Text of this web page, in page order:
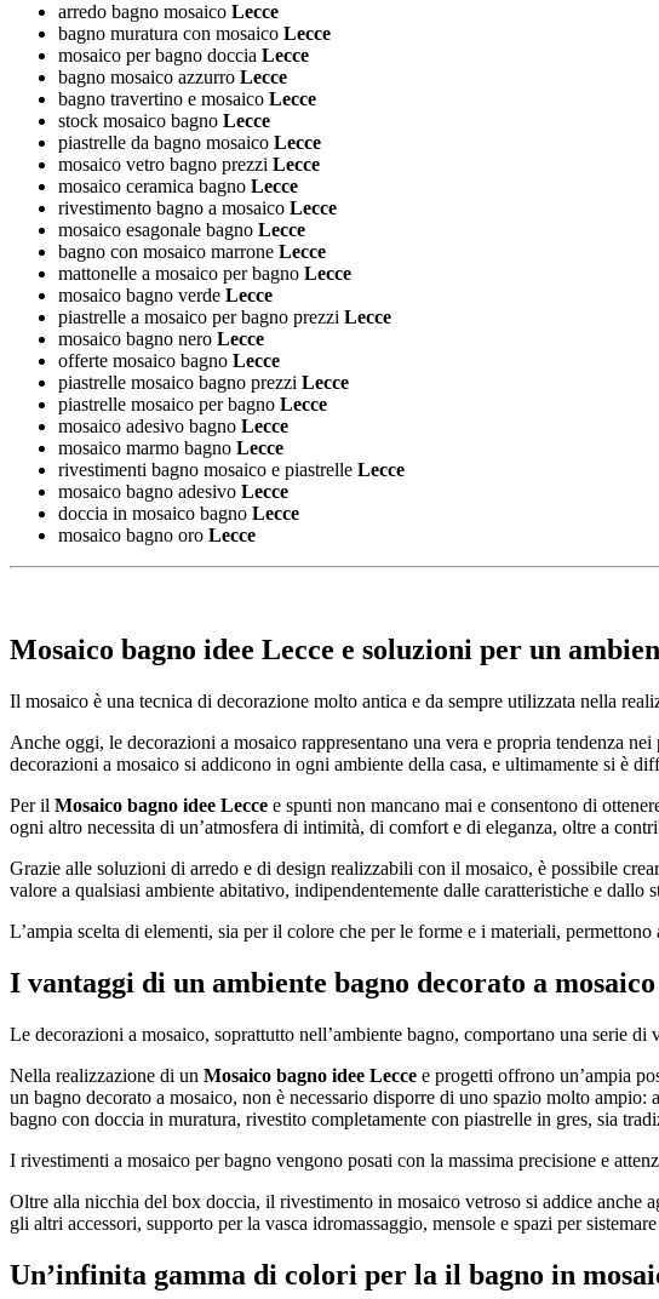
arredo bagno mosaico Lecce
bagno muratura con mosaico Lecce
mosaico per bagno doccia Lecce
bagno mosaico azzurro Lecce
bagno travertino e mosaico Lecce
stock mosaico bagno Lecce
piastrelle da bagno mosaico Lecce
mosaico vetro bagno prezzi Lecce
mosaico ceramica bagno Lecce
rivestimento bagno a mosaico Lecce
mosaico esagonale bagno Lecce
bagno con mosaico marrone Lecce
mattonelle a mosaico per bagno Lecce
mosaico bagno verde Lecce
piastrelle a mosaico per bagno prezzi Lecce
mosaico bagno nero Lecce
offerte mosaico bagno Lecce
piastrelle mosaico bagno prezzi Lecce
piastrelle mosaico per bagno Lecce
mosaico adesivo bagno Lecce
mosaico marmo bagno Lecce
rivestimenti bagno mosaico e piastrelle Lecce
mosaico bagno adesivo Lecce
doccia in mosaico bagno Lecce
mosaico bagno oro Lecce
Mosaico bagno idee Lecce e soluzioni per un
Il mosaico è una tecnica di decorazione molto antica e da sempre utilizzata nella
Anche oggi, le decorazioni a mosaico rappresentano una vera e propria tendenza
decorazioni a mosaico si addicono in ogni ambiente della casa, e ultimamente si è
Per il Mosaico bagno idee Lecce e spunti non mancano mai e consentono di
ogni altro necessita di un’atmosfera di intimità, di comfort e di eleganza, oltre a
Grazie alle soluzioni di arredo e di design realizzabili con il mosaico, è possibile
valore a qualsiasi ambiente abitativo, indipendentemente dalle caratteristiche e dallo
L’ampia scelta di elementi, sia per il colore che per le forme e i materiali,
I vantaggi di un ambiente bagno decorato a mosaico
Le decorazioni a mosaico, soprattutto nell’ambiente bagno, comportano una serie
Nella realizzazione di un Mosaico bagno idee Lecce e progetti offrono un’ampia
un bagno decorato a mosaico, non è necessario disporre di uno spazio molto
bagno con doccia in muratura, rivestito completamente con piastrelle in gres, sia
I rivestimenti a mosaico per bagno vengono posati con la massima precisione e
Oltre alla nicchia del box doccia, il rivestimento in mosaico vetroso si addice
gli altri accessori, supporto per la vasca idromassaggio, mensole e spazi per
Un’infinita gamma di colori per la il bagno in